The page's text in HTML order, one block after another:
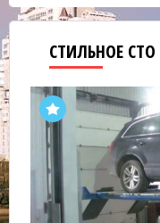
СТИЛЬНОЕ